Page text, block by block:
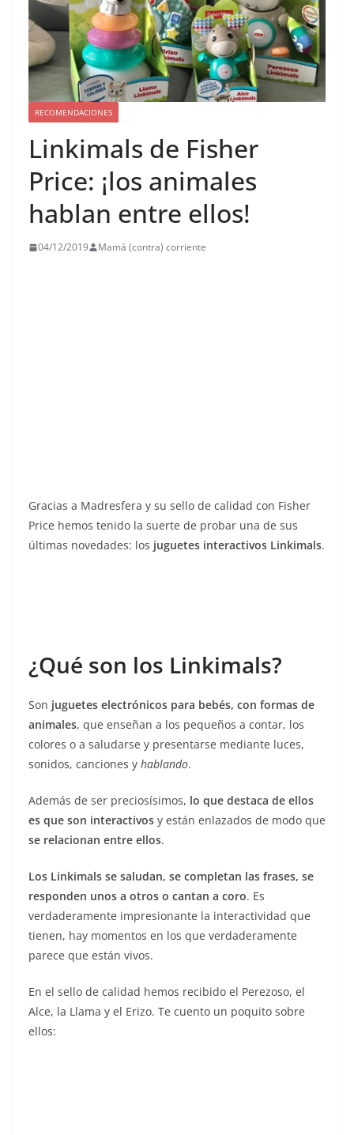
RECOMENDACIONES
Linkimals de Fisher
Price: ¡los animales
hablan entre ellos!
04/12/2019 Mamá (contra) corriente
Gracias a Madresfera y su sello de calidad con Fisher
Price hemos tenido la suerte de probar una de sus
últimas novedades: los juguetes interactivos Linkimals.
¿Qué son los Linkimals?
Son juguetes electrónicos para bebés, con formas de
animales, que enseñan a los pequeños a contar, los
colores o a saludarse y presentarse mediante luces,
sonidos, canciones y hablando.
Además de ser preciosísimos, lo que destaca de ellos
es que son interactivos y están enlazados de modo que
se relacionan entre ellos.
Los Linkimals se saludan, se completan las frases, se
responden unos a otros o cantan a coro. Es
verdaderamente impresionante la interactividad que
tienen, hay momentos en los que verdaderamente
parece que están vivos.
En el sello de calidad hemos recibido el Perezoso, el
Alce, la Llama y el Erizo. Te cuento un poquito sobre
ellos: